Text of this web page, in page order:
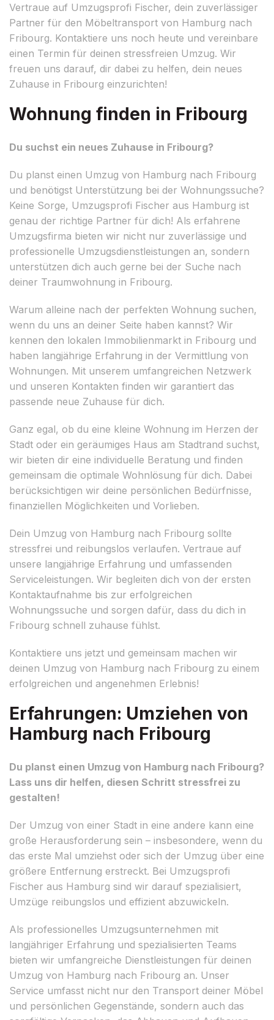
Vertraue auf Umzugsprofi Fischer, dein zuverlässiger
Partner für den Möbeltransport von Hamburg nach
Fribourg. Kontaktiere uns noch heute und vereinbare
einen Termin für deinen stressfreien Umzug. Wir
freuen uns darauf, dir dabei zu helfen, dein neues
Zuhause in Fribourg einzurichten!
Wohnung finden in Fribourg
Du suchst ein neues Zuhause in Fribourg?
Du planst einen Umzug von Hamburg nach Fribourg
und benötigst Unterstützung bei der Wohnungssuche?
Keine Sorge, Umzugsprofi Fischer aus Hamburg ist
genau der richtige Partner für dich! Als erfahrene
Umzugsfirma bieten wir nicht nur zuverlässige und
professionelle Umzugsdienstleistungen an, sondern
unterstützen dich auch gerne bei der Suche nach
deiner Traumwohnung in Fribourg.
Warum alleine nach der perfekten Wohnung suchen,
wenn du uns an deiner Seite haben kannst? Wir
kennen den lokalen Immobilienmarkt in Fribourg und
haben langjährige Erfahrung in der Vermittlung von
Wohnungen. Mit unserem umfangreichen Netzwerk
und unseren Kontakten finden wir garantiert das
passende neue Zuhause für dich.
Ganz egal, ob du eine kleine Wohnung im Herzen der
Stadt oder ein geräumiges Haus am Stadtrand suchst,
wir bieten dir eine individuelle Beratung und finden
gemeinsam die optimale Wohnlösung für dich. Dabei
berücksichtigen wir deine persönlichen Bedürfnisse,
finanziellen Möglichkeiten und Vorlieben.
Dein Umzug von Hamburg nach Fribourg sollte
stressfrei und reibungslos verlaufen. Vertraue auf
unsere langjährige Erfahrung und umfassenden
Serviceleistungen. Wir begleiten dich von der ersten
Kontaktaufnahme bis zur erfolgreichen
Wohnungssuche und sorgen dafür, dass du dich in
Fribourg schnell zuhause fühlst.
Kontaktiere uns jetzt und gemeinsam machen wir
deinen Umzug von Hamburg nach Fribourg zu einem
erfolgreichen und angenehmen Erlebnis!
Erfahrungen: Umziehen von
Hamburg nach Fribourg
Du planst einen Umzug von Hamburg nach Fribourg?
Lass uns dir helfen, diesen Schritt stressfrei zu
gestalten!
Der Umzug von einer Stadt in eine andere kann eine
große Herausforderung sein – insbesondere, wenn du
das erste Mal umziehst oder sich der Umzug über eine
größere Entfernung erstreckt. Bei Umzugsprofi
Fischer aus Hamburg sind wir darauf spezialisiert,
Umzüge reibungslos und effizient abzuwickeln.
Als professionelles Umzugsunternehmen mit
langjähriger Erfahrung und spezialisierten Teams
bieten wir umfangreiche Dienstleistungen für deinen
Umzug von Hamburg nach Fribourg an. Unser
Service umfasst nicht nur den Transport deiner Möbel
und persönlichen Gegenstände, sondern auch das